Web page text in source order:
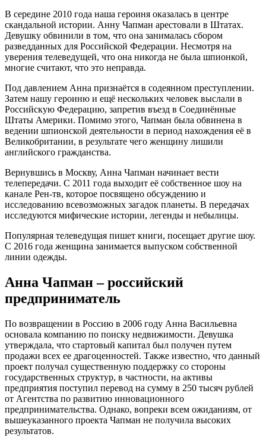
В середине 2010 года наша героиня оказалась в центре
скандальной истории. Анну Чапман арестовали в Штатах.
Девушку обвинили в том, что она занималась сбором
разведданных для Российской Федерации. Несмотря на
уверения телеведущей, что она никогда не была шпионкой,
многие считают, что это неправда.
Под давлением Анна признаётся в содеянном преступлении.
Затем нашу героиню и ещё нескольких человек выслали в
Российскую Федерацию, запретив въезд в Соединённые
Штаты Америки. Помимо этого, Чапман была обвинена в
ведении шпионской деятельности в период нахождения её в
Великобритании, в результате чего женщину лишили
английского гражданства.
Вернувшись в Москву, Анна Чапман начинает вести
телепередачи. С 2011 года выходит её собственное шоу на
канале Рен-тв, которое посвящено обсуждению и
исследованию всевозможных загадок планеты. В передачах
исследуются мифические истории, легенды и небылицы.
Популярная телеведущая пишет книги, посещает другие шоу.
С 2016 года женщина занимается выпуском собственной
линии одежды.
Анна Чапман – российский
предприниматель
По возвращении в Россию в 2006 году Анна Васильевна
основала компанию по поиску недвижимости. Девушка
утверждала, что стартовый капитал был получен путем
продажи всех ее драгоценностей. Также известно, что данный
проект получал существенную поддержку со стороны
государственных структур, в частности, на активы
предприятия поступил перевод на сумму в 250 тысяч рублей
от Агентства по развитию инновационного
предпринимательства. Однако, вопреки всем ожиданиям, от
вышеуказанного проекта Чапман не получила высоких
результатов.